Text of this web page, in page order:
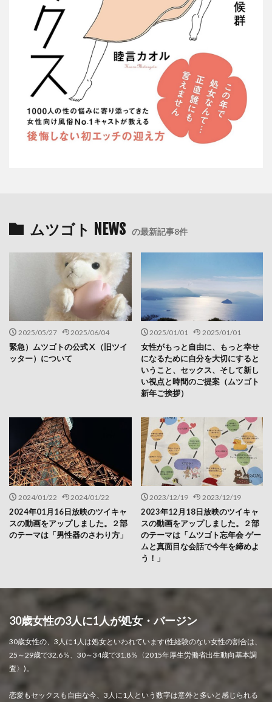
ムツゴト NEWS の最新記事8件
2025/05/27 2025/06/04
緊急）ムツゴトの公式Ⅹ（旧ツイ
ッター）について
2025/01/01 2025/01/01
女性がもっと自由に、もっと幸せ
になるために自分を大切にすると
いうこと、セックス、そして新し
い視点と時間のご提案（ムツゴト
新年ご挨拶）
2024/01/22 2024/01/22
2024年01月16日放映のツイキャ
スの動画をアップしました。２部
のテーマは「男性器のさわり方」
2023/12/19 2023/12/19
2023年12月18日放映のツイキャ
スの動画をアップしました。２部
のテーマは「ムツゴト忘年会 ゲー
ムと真面目な会話で今年を締めよ
う！」
30歳女性の3人に1人が処女・バージン
30歳女性の、3人に1人は処女といわれています(性経験のない女性の割合は、
25～29歳で32.6％、30～34歳で31.8％〈2015年厚生労働省出生動向基本調
査〉)。
恋愛もセックスも自由な今、3人に1人という数字は意外と多いと感じられる